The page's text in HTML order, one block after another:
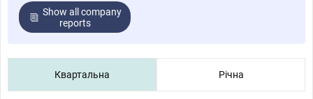
Show all company
reports
Квартальна Річна